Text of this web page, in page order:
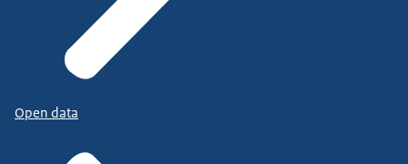
Open data